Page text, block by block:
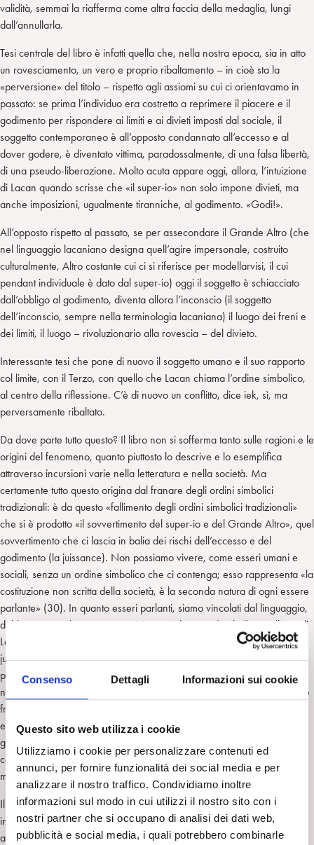
Consenso Dettagli Informazioni sui cookie
Questo sito web utilizza i cookie
Utilizziamo i cookie per personalizzare contenuti ed
annunci, per fornire funzionalità dei social media e per
analizzare il nostro traffico. Condividiamo inoltre
informazioni sul modo in cui utilizzi il nostro sito con i
nostri partner che si occupano di analisi dei dati web,
pubblicità e social media, i quali potrebbero combinarle
validità, semmai la riafferma come altra faccia della medaglia, lungi
dall’annullarla.
Tesi centrale del libro è infatti quella che, nella nostra epoca, sia in atto
un rovesciamento, un vero e proprio ribaltamento – in cioè sta la
«perversione» del titolo – rispetto agli assiomi su cui ci orientavamo in
passato: se prima l’individuo era costretto a reprimere il piacere e il
godimento per rispondere ai limiti e ai divieti imposti dal sociale, il
soggetto contemporaneo è all’opposto condannato all’eccesso e al
dover godere, è diventato vittima, paradossalmente, di una falsa libertà,
di una pseudo-liberazione. Molto acuta appare oggi, allora, l’intuizione
di Lacan quando scrisse che «il super-io» non solo impone divieti, ma
anche imposizioni, ugualmente tiranniche, al godimento. «Godi!».
All’opposto rispetto al passato, se per assecondare il Grande Altro (che
nel linguaggio lacaniano designa quell’agire impersonale, costruito
culturalmente, Altro costante cui ci si riferisce per modellarvisi, il cui
pendant individuale è dato dal super-io) oggi il soggetto è schiacciato
dall’obbligo al godimento, diventa allora l’inconscio (il soggetto
dell’inconscio, sempre nella terminologia lacaniana) il luogo dei freni e
dei limiti, il luogo – rivoluzionario alla rovescia – del divieto.
Interessante tesi che pone di nuovo il soggetto umano e il suo rapporto
col limite, con il Terzo, con quello che Lacan chiama l’ordine simbolico,
al centro della riflessione. C’è di nuovo un conflitto, dice iek, sì, ma
perversamente ribaltato.
Da dove parte tutto questo? Il libro non si sofferma tanto sulle ragioni e le
origini del fenomeno, quanto piuttosto lo descrive e lo esemplifica
attraverso incursioni varie nella letteratura e nella società. Ma
certamente tutto questo origina dal franare degli ordini simbolici
tradizionali: è da questo «fallimento degli ordini simbolici tradizionali»
che si è prodotto «il sovvertimento del super-io e del Grande Altro», quel
sovvertimento che ci lascia in balia dei rischi dell’eccesso e del
godimento (la juissance). Non possiamo vivere, come esseri umani e
sociali, senza un ordine simbolico che ci contenga; esso rappresenta «la
costituzione non scritta della società, è la seconda natura di ogni essere
parlante» (30). In quanto esseri parlanti, siamo vincolati dal linguaggio,
dobbiamo esserlo per restare vivi e sani di mente (un brillante allievo di
Lacan, J.-De Nasio, alla domanda «puorquoi on ne peut pas etre de
juoissance pour l’homme?» ha risposto «parce-que on est de etres
parlant»). L’ordine simbolico ci è dunque necessario «per rendere la
nostra coesistenza con altri minimamente sopportabile: un Terzo si deve
frapporre fra me e il mio prossimo in modo che le nostre relazioni non
esplodano in una violenza omicida» (66) o – aggiungo io – in
godimento impossibile e pericoloso (ricordiamo che per Lacan il
concetto di juissance è parente del Nirvana freudiano, della pulsione di
morte, non è sinonimo di piacere in senso vitale).
Il compito della psicoanalisi (che sola, con la filosofia, in quanto sapere
inattuale in senso nietzscheano, può leggere il fenomeno) è dunque
ancora quello di porsi come unica libertà possibile, e vera, per il